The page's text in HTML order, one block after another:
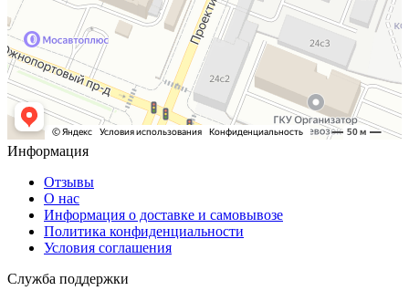
Информация
Отзывы
О нас
Информация о доставке и самовывозе
Политика конфиденциальности
Условия соглашения
Служба поддержки